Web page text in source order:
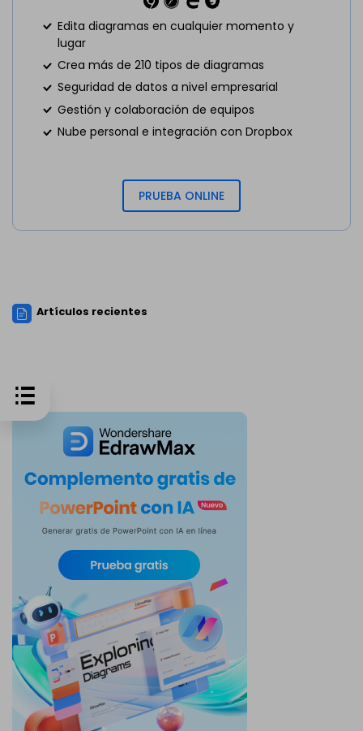
Edita diagramas en cualquier momento y
lugar
Crea más de 210 tipos de diagramas
Seguridad de datos a nivel empresarial
Gestión y colaboración de equipos
Nube personal e integración con Dropbox
PRUEBA ONLINE
Artículos recientes